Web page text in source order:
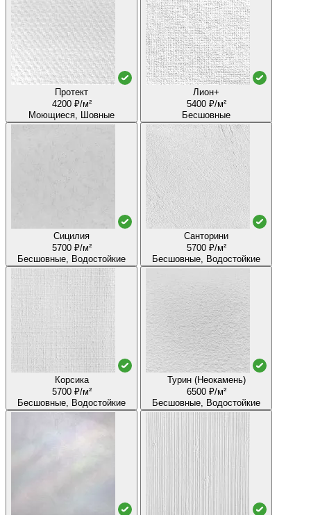
Протект
4200 ₽/м²
Моющиеся, Шовные
Лион+
5400 ₽/м²
Бесшовные
Сицилия
5700 ₽/м²
Бесшовные, Водостойкие
Санторини
5700 ₽/м²
Бесшовные, Водостойкие
Корсика
5700 ₽/м²
Бесшовные, Водостойкие
Турин (Неокамень)
6500 ₽/м²
Бесшовные, Водостойкие